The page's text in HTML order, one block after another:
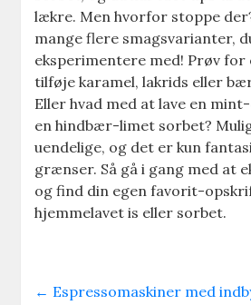
lækre. Men hvorfor stoppe
mange flere smagsvarianter,
eksperimentere med! Prøv for
tilføje karamel, lakrids eller
Eller hvad med at lave en
en hindbær-limet sorbet?
uendelige, og det er kun
grænser. Så gå i gang med at
og find din egen favorit-
hjemmelavet is eller sorbet.
← Espressomaskiner med